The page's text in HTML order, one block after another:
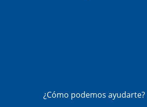
¿Cómo podemos ayudarte?